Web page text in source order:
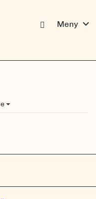
Meny expand_more